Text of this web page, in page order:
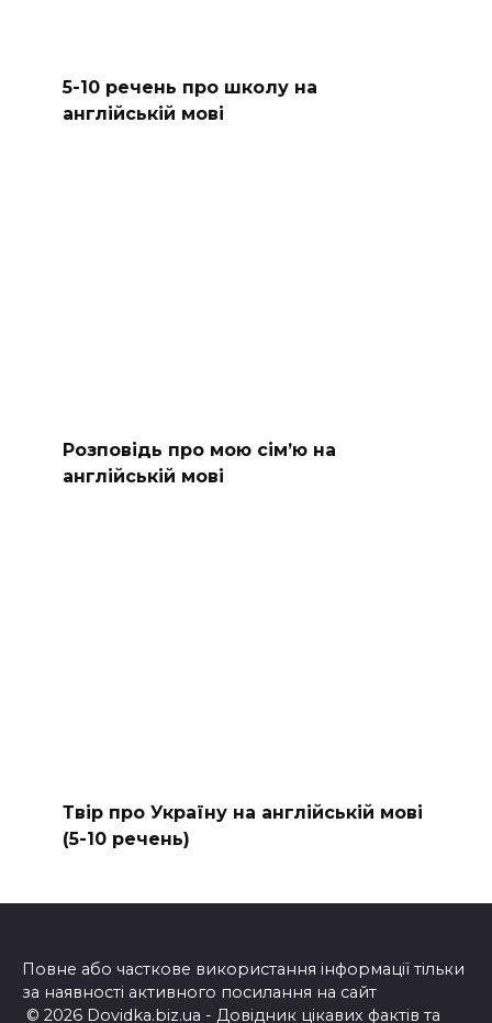
5-10 речень про школу на
англійській мові
Розповідь про мою сім’ю на
англійській мові
Твір про Україну на англійській мові
(5-10 речень)
Повне або часткове використання інформації тільки
за наявності активного посилання на сайт
© 2026 Dovidka.biz.ua - Довідник цікавих фактів та